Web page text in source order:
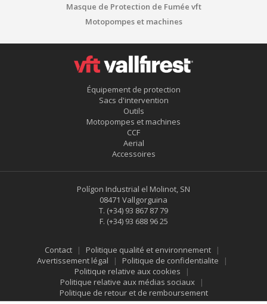
Masque de Protection de Fumée vft
Motopompes et machines
Équipement de protection
Sacs d'intervention
Outils
Motopompes et machines
CCF
Aerial
Accessoires
Polígon Industrial el Molinot, SN
08471 Vallgorguina
T. (+34) 93 867 87 79
F. (+34) 93 688 96 25
Contact
Politique qualité et environnement
Avertissement légal
Politique de confidentialite
Politique relative aux cookies
Politique relative aux médias sociaux
Politique de retour et de remboursement